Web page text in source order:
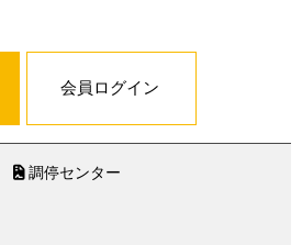
会員ログイン
調停センター